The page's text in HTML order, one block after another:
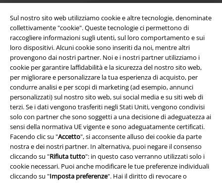
Sul nostro sito web utilizziamo cookie e altre tecnologie, denominate
collettivamente "cookie". Queste tecnologie ci permettono di
raccogliere informazioni sugli utenti, sul loro comportamento e sui
loro dispositivi. Alcuni cookie sono inseriti da noi, mentre altri
provengono dai nostri partner. Noi e i nostri partner utilizziamo i
cookie per garantire laffidabilità e la sicurezza del nostro sito web,
per migliorare e personalizzare la tua esperienza di acquisto, per
condurre analisi e per scopi di marketing (ad esempio, annunci
personalizzati) sul nostro sito web, sui social media e su siti web di
terzi. Se i dati vengono trasferiti negli Stati Uniti, vengono condivisi
solo con partner che sono soggetti a una decisione di adeguatezza ai
sensi della normativa UE vigente e sono adeguatamente certificati.
Facendo clic su "Accetto", si acconsente alluso dei cookie da parte
nostra e dei nostri partner. In alternativa, puoi negare il consenso
cliccando su "Rifiuta tutto": in questo caso verranno utilizzati solo i
cookie necessari. Puoi anche modificare le tue preferenze individuali
cliccando su "Imposta preferenze". Hai il diritto di revocare o
Info legali
Termini & Condizioni
Redazione
Legge sulla Privacy
Smaltimento rifiuti e protezione dell’ambiente
Dichiarazione di Conformità
Informazioni sull'accessibilità